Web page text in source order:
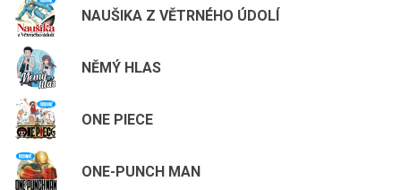
NAUŠIKA Z VĚTRNÉHO ÚDOLÍ
NĚMÝ HLAS
ONE PIECE
ONE-PUNCH MAN